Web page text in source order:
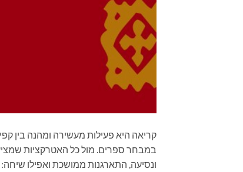
קריאה היא פעילות מעשירה ומהנה בין
במבחר ספרים. מול כל האטרקציות